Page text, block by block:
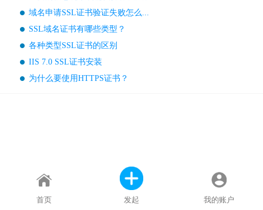
域名申请SSL证书验证失败怎么...
SSL域名证书有哪些类型？
各种类型SSL证书的区别
IIS 7.0 SSL证书安装
为什么要使用HTTPS证书？
首页 发起 我的账户